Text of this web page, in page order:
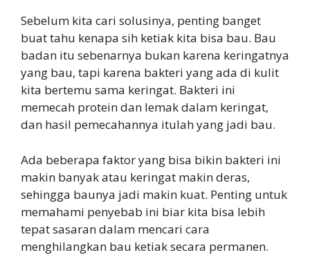
Sebelum kita cari solusinya, penting banget
buat tahu kenapa sih ketiak kita bisa bau. Bau
badan itu sebenarnya bukan karena keringatnya
yang bau, tapi karena bakteri yang ada di kulit
kita bertemu sama keringat. Bakteri ini
memecah protein dan lemak dalam keringat,
dan hasil pemecahannya itulah yang jadi bau.
Ada beberapa faktor yang bisa bikin bakteri ini
makin banyak atau keringat makin deras,
sehingga baunya jadi makin kuat. Penting untuk
memahami penyebab ini biar kita bisa lebih
tepat sasaran dalam mencari cara
menghilangkan bau ketiak secara permanen.